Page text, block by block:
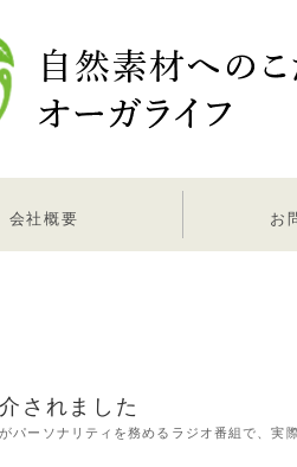
会社概要 お
されました
ーソナリティを務めるラジオ番組で、実